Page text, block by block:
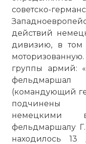
советско-
действий
дивизию, в том
группы армий:
(командующий
подчинены
немецкими
фельдмаршалу
находилось